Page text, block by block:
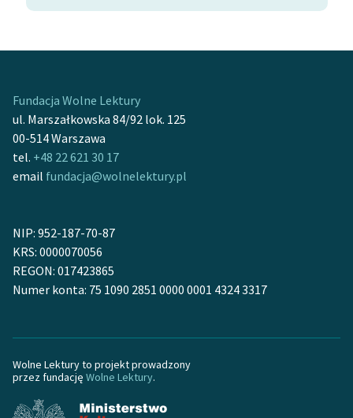
Regulamin darowizn
Fundacja Wolne Lektury
ul. Marszałkowska 84/92 lok. 125
00-514 Warszawa
tel. +48 22 621 30 17
email fundacja@wolnelektury.pl
NIP: 952-187-70-87
KRS: 0000070056
REGON: 017423865
Numer konta: 75 1090 2851 0000 0001 4324 3317
Wolne Lektury to projekt prowadzony
przez fundację Wolne Lektury.